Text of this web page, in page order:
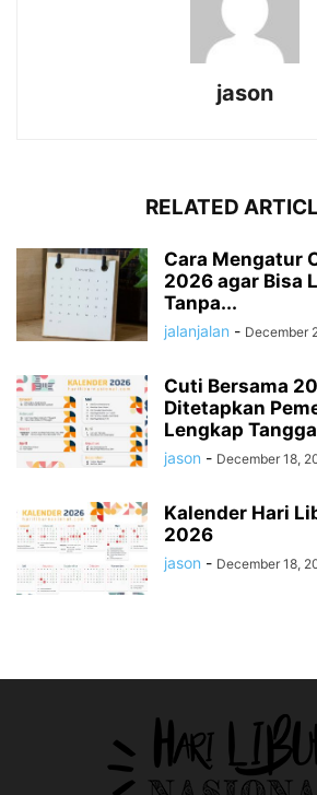
jason
RELATED
Cara Mengatur
2026 agar Bisa
Tanpa...
jalanjalan - December
Cuti Bersama
Ditetapkan
Lengkap
jason - December 18,
Kalender Hari
2026
jason - December 18,